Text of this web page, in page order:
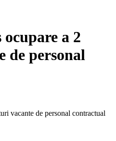
a 2
de personal
vacante de personal contractual